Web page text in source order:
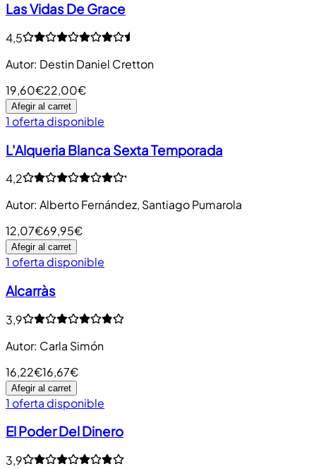
Las Vidas De Grace
4,5
Autor: Destin Daniel Cretton
19,60€22,00€
Afegir al carret
1 oferta disponible
L'Alqueria Blanca Sexta Temporada
4,2
Autor: Alberto Fernández, Santiago Pumarola
12,07€69,95€
Afegir al carret
1 oferta disponible
Alcarràs
3,9
Autor: Carla Simón
16,22€16,67€
Afegir al carret
1 oferta disponible
El Poder Del Dinero
3,9